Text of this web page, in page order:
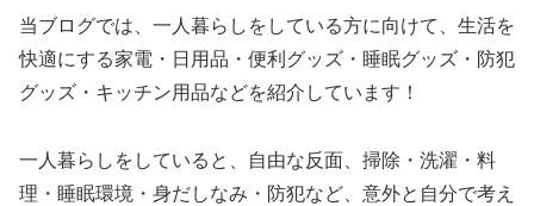
当ブログでは、一人暮らしをしている方に向けて、生活を
快適にする家電・日用品・便利グッズ・睡眠グッズ・防犯
グッズ・キッチン用品などを紹介しています！
一人暮らしをしていると、自由な反面、掃除・洗濯・料
理・睡眠環境・身だしなみ・防犯など、意外と自分で考え